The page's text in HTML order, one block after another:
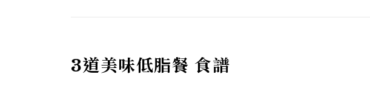
3道美味低脂餐 食譜